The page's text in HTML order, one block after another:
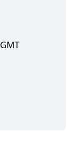
GMT